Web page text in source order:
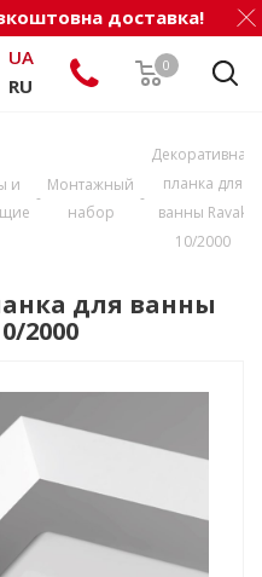
доставка!
0
UA
RU
и
-
Монтажный
набор
-
Декоративная
планка для
ванны Ravak
10/2000
для ванны
2000